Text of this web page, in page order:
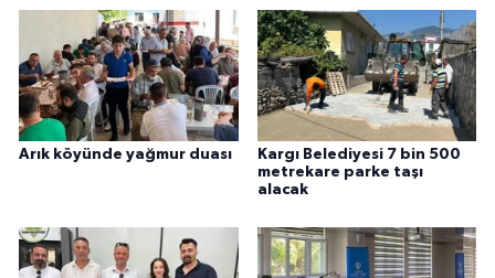
Arık köyünde yağmur duası
Kargı Belediyesi 7 bin 500
metrekare parke taşı
alacak